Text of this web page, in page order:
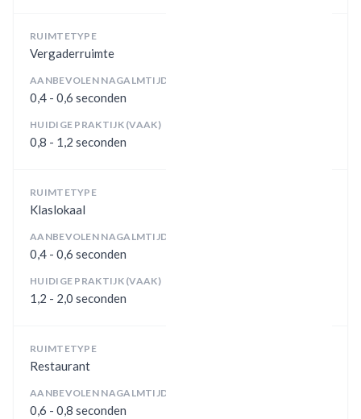
RUIMTETYPE
Vergaderruimte
AANBEVOLEN NAGALMTIJD
0,4 - 0,6 seconden
HUIDIGE PRAKTIJK (VAAK)
0,8 - 1,2 seconden
RUIMTETYPE
Klaslokaal
AANBEVOLEN NAGALMTIJD
0,4 - 0,6 seconden
HUIDIGE PRAKTIJK (VAAK)
1,2 - 2,0 seconden
RUIMTETYPE
Restaurant
AANBEVOLEN NAGALMTIJD
0,6 - 0,8 seconden